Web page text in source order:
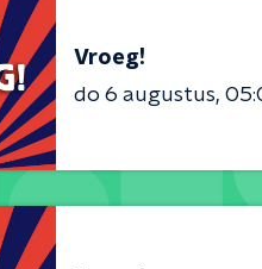
Vroeg!
do 6 augustus